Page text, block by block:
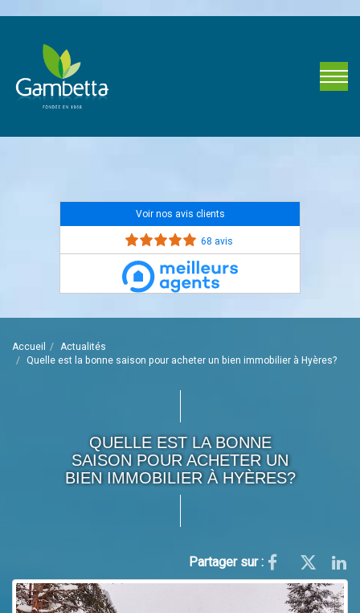
Voir nos avis clients
68 avis
Accueil
Actualités
Quelle est la bonne saison pour acheter un bien immobilier à Hyères?
QUELLE EST LA BONNE
SAISON POUR ACHETER UN
BIEN IMMOBILIER À HYÈRES?
Partager sur :